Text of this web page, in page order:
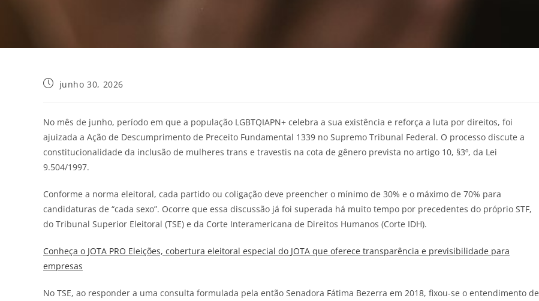
junho 30, 2026
No mês de junho, período em que a população LGBTQIAPN+ celebra a sua existência e reforça a luta por direitos, foi
ajuizada a Ação de Descumprimento de Preceito Fundamental 1339 no Supremo Tribunal Federal. O processo discute a
constitucionalidade da inclusão de mulheres trans e travestis na cota de gênero prevista no artigo 10, §3º, da Lei
9.504/1997.
Conforme a norma eleitoral, cada partido ou coligação deve preencher o mínimo de 30% e o máximo de 70% para
candidaturas de “cada sexo”. Ocorre que essa discussão já foi superada há muito tempo por precedentes do próprio STF,
do Tribunal Superior Eleitoral (TSE) e da Corte Interamericana de Direitos Humanos (Corte IDH).
Conheça o JOTA PRO Eleições, cobertura eleitoral especial do JOTA que oferece transparência e previsibilidade para
empresas
No TSE, ao responder a uma consulta formulada pela então Senadora Fátima Bezerra em 2018, fixou-se o entendimento de